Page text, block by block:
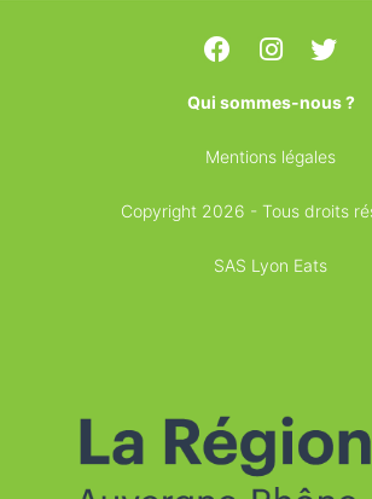
Qui sommes-nous ?
Mentions légales
Copyright 2026 - Tous droits
SAS Lyon Eats